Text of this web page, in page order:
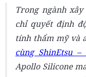
Trong ngành
chỉ quyết định
tính thẩm mỹ và
cùng ShinEtsu
Apollo Silicone